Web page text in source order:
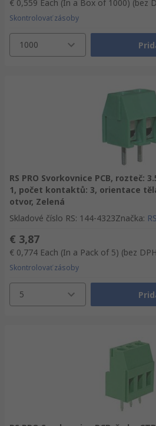
€ 0,559 Each (In a Box of 1000) (bez
Skontrolovať zásoby
1000
RS PRO Svorkovnice PCB, rozteč:
1, počet kontaktů: 3, orientace
otvor, Zelená
Skladové číslo RS: 144-4323Značka:
€ 3,87
€ 0,774 Each (In a Pack of 5) (bez
Skontrolovať zásoby
5